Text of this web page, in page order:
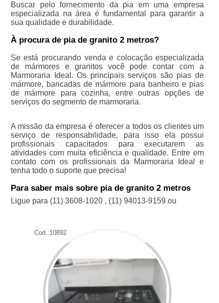
Buscar pelo fornecimento da pia em uma empresa
especializada na área é fundamental para garantir a
sua qualidade e durabilidade.
À procura de pia de granito 2 metros?
Se está procurando venda e colocação especializada
de mármores e granitos você pode contar com a
Marmoraria Ideal. Os principais serviços são pias de
mármore, bancadas de mármore para banheiro e pias
de mármore para cozinha, entre outras opções de
serviços do segmento de marmoraria.
A missão da empresa é oferecer a todos os clientes um
serviço de responsabilidade, para isso ela possui
profissionais capacitados para executarem as
atividades com muita eficiência e qualidade. Entre em
contato com os profissionais da Marmoraria Ideal e
tenha todo o suporte que precisa!
Para saber mais sobre pia de granito 2 metros
Ligue para (11) 3608-1020, (11) 94013-9159 ou
Cod.:10892